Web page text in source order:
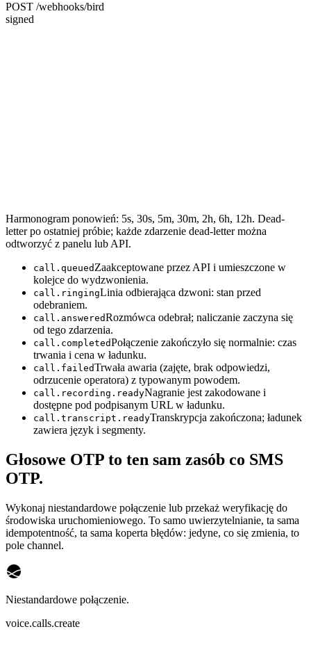
POST /webhooks/bird
signed
Harmonogram ponowień: 5s, 30s, 5m, 30m, 2h, 6h, 12h. Dead-
letter po ostatniej próbie; każde zdarzenie dead-letter można
odtworzyć z panelu lub API.
call.queued Zaakceptowane przez API i umieszczone w
kolejce do wydzwonienia.
call.ringingLinia odbierająca dzwoni: stan przed
odebraniem.
call.answeredRozmówca odebrał; naliczanie zaczyna się
od tego zdarzenia.
call.completedPołączenie zakończyło się normalnie: czas
trwania i cena w ładunku.
call.failedTrwała awaria (zajęte, brak odpowiedzi,
odrzucenie operatora) z typowanym powodem.
call.recording.readyNagranie jest zakodowane i
dostępne pod podpisanym URL w ładunku.
call.transcript.readyTranskrypcja zakończona; ładunek
zawiera język i segmenty.
Głosowe OTP to ten sam zasób co SMS
OTP.
Wykonaj niestandardowe połączenie lub przekaż weryfikację do
środowiska uruchomieniowego. To samo uwierzytelnianie, ta sama
idempotentność, ta sama koperta błędów: jedyne, co się zmienia, to
pole channel.
Niestandardowe połączenie.
voice.calls.create